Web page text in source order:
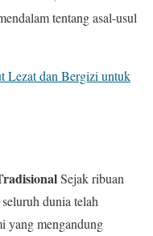
tentang asal-usul
Lezat dan Bergizi untuk
Sejak ribuan
dunia telah
yang mengandung